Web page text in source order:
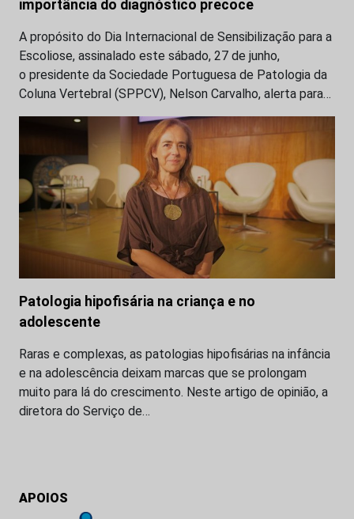
importância do diagnóstico precoce
A propósito do Dia Internacional de Sensibilização para a
Escoliose, assinalado este sábado, 27 de junho,
o presidente da Sociedade Portuguesa de Patologia da
Coluna Vertebral (SPPCV), Nelson Carvalho, alerta para…
Patologia hipofisária na criança e no
adolescente
Raras e complexas, as patologias hipofisárias na infância
e na adolescência deixam marcas que se prolongam
muito para lá do crescimento. Neste artigo de opinião, a
diretora do Serviço de…
APOIOS